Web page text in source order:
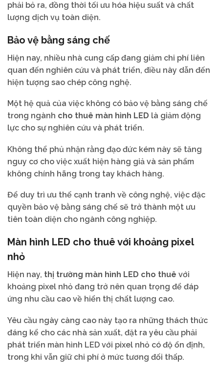
phải bỏ ra, đồng thời tối ưu hóa hiệu suất và chất
lượng dịch vụ toàn diện.
Bảo vệ bằng sáng chế
Hiện nay, nhiều nhà cung cấp đang giảm chi phí liên
quan đến nghiên cứu và phát triển, điều này dẫn đến
hiện tượng sao chép công nghệ.
Một hệ quả của việc không có bảo vệ bằng sáng chế
trong ngành cho thuê màn hình LED là giảm động
lực cho sự nghiên cứu và phát triển.
Không thể phủ nhận rằng đạo đức kém này sẽ tăng
nguy cơ cho việc xuất hiện hàng giả và sản phẩm
không chính hãng trong tay khách hàng.
Để duy trì ưu thế cạnh tranh về công nghệ, việc đặc
quyền bảo vệ bằng sáng chế sẽ trở thành một ưu
tiên toàn diện cho ngành công nghiệp.
Màn hình LED cho thuê với khoảng pixel
nhỏ
Hiện nay, thị trường màn hình LED cho thuê với
khoảng pixel nhỏ đang trở nên quan trọng để đáp
ứng nhu cầu cao về hiển thị chất lượng cao.
Yêu cầu ngày càng cao này tạo ra những thách thức
đáng kể cho các nhà sản xuất, đặt ra yêu cầu phải
phát triển màn hình LED với pixel nhỏ có độ ổn định,
trong khi vẫn giữ chi phí ở mức tương đối thấp.